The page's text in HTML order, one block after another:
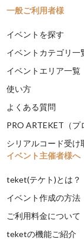
一般ご利用者様
イベントを探す
イベントカテゴリ一
イベントエリア一覧
使い方
よくある質問
PRO ARTEKET（プ
シリアルコード受け
イベント主催者様へ
teket(テケト)とは？
イベント作成の方法
ご利用料金について
teketの機能ご紹介